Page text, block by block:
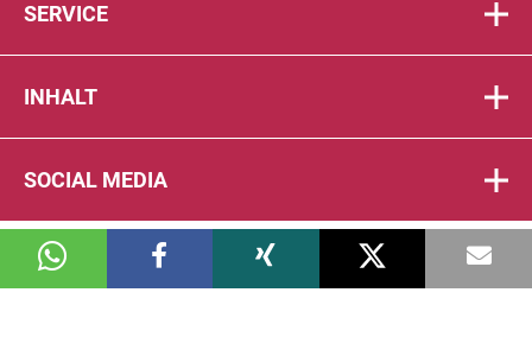
SERVICE
INHALT
SOCIAL MEDIA
© 2026 DIE PTA IN DER APOTHEKE